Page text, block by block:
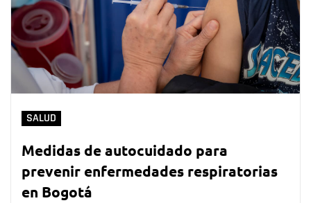
SALUD
Medidas de autocuidado para
prevenir enfermedades respiratorias
en Bogotá